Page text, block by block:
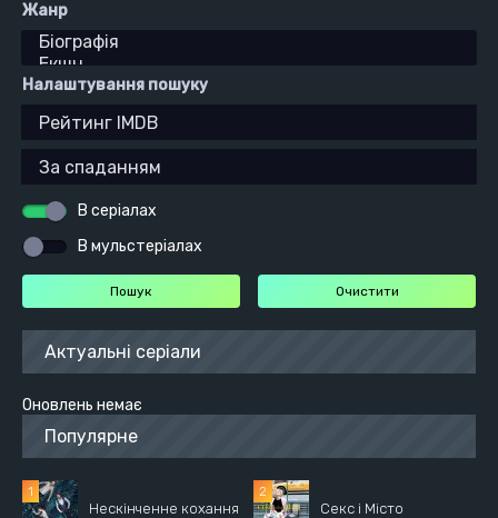
Жанр
Налаштування пошуку
В серіалах
В мульстеріалах
Актуальні серіали
Оновлень немає
Популярне
Нескінченне кохання Секс і Місто